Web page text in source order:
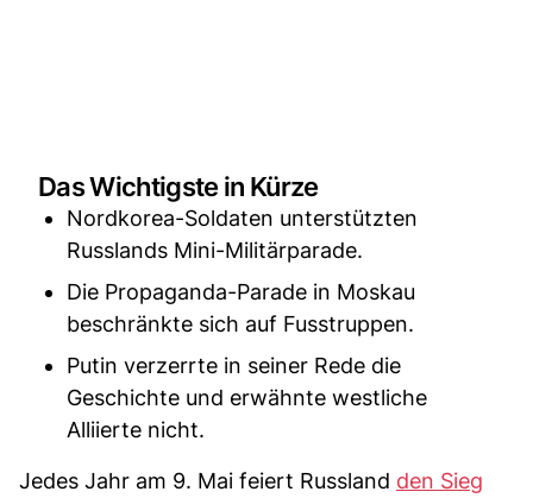
Das Wichtigste in Kürze
Nordkorea-Soldaten unterstützten
Russlands Mini-Militärparade.
Die Propaganda-Parade in Moskau
beschränkte sich auf Fusstruppen.
Putin verzerrte in seiner Rede die
Geschichte und erwähnte westliche
Alliierte nicht.
Jedes Jahr am 9. Mai feiert Russland den Sieg